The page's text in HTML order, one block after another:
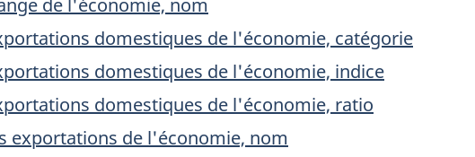
domestiques de l'économie, catégorie
domestiques de l'économie, indice
domestiques de l'économie, ratio
exportations de l'économie, nom